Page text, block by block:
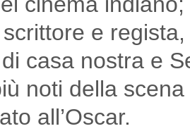
e
casa nostra e
noti della
all’Oscar.